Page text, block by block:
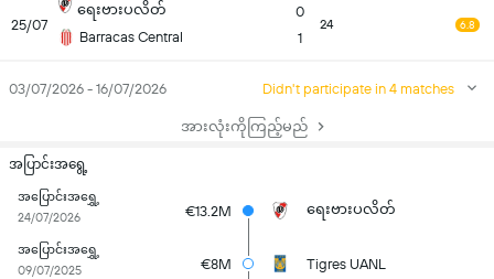
25/07
ရေးဗားပလိတ်
Barracas Central
0
1
24 6.8
03/07/2026 - 16/07/2026 Didn't participate in 4 matches
အားလုံးကိုကြည့်မည်
အပြာင်းအရွေ့
အပြောင်းအရွှေ့
24/07/2026
€13.2M ရေးဗားပလိတ်
အပြောင်းအရွှေ့
09/07/2025
€8M Tigres UANL